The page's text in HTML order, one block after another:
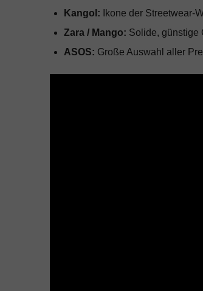
Kangol: Ikone der Streetwear-
Zara / Mango: Solide, günstige
ASOS: Große Auswahl aller